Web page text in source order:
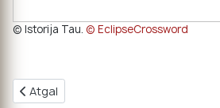
© Istorija Tau. © EclipseCrossword
Ankstesnis straipsnis: 02.
Atgal